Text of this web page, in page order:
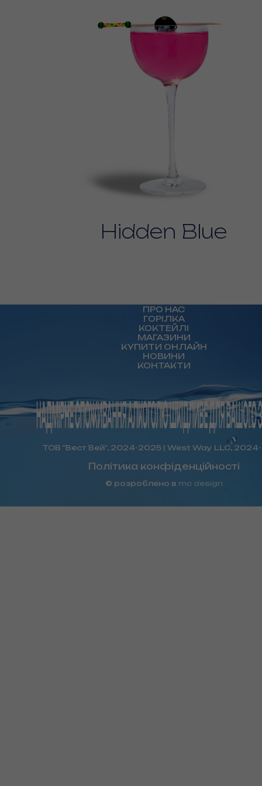
Hidden Blue
ПРО НАС
ГОРІЛКА
КОКТЕЙЛІ
МАГАЗИНИ
КУПИТИ ОНЛАЙН
НОВИНИ
КОНТАКТИ
ТОВ "Вест Вей", 2024-2025 | West Way LLC,
Політика конфіденційності
© розроблено в mc design